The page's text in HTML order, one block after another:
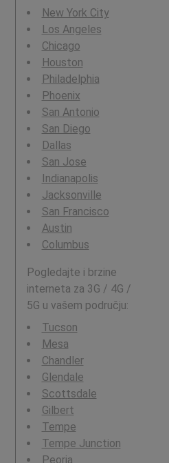
New York City
Los Angeles
Chicago
Houston
Philadelphia
Phoenix
San Antonio
San Diego
Dallas
San Jose
Indianapolis
Jacksonville
San Francisco
Austin
Columbus
Pogledajte i brzine
interneta za 3G / 4G /
5G u vašem području:
Tucson
Mesa
Chandler
Glendale
Scottsdale
Gilbert
Tempe
Tempe Junction
Peoria